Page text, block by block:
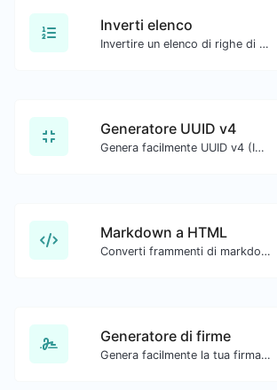
Inverti elenco
Invertire un elenco di righe di testo fornite.
Generatore UUID v4
Genera facilmente UUID v4 (Identificatori univoci universali) con l'aiuto del nostro strumento.
Markdown a HTML
Converti frammenti di markdown in codice HTML grezzo.
Generatore di firme
Genera facilmente la tua firma personalizzata e scaricala con facilità.